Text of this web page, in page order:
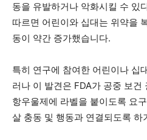
동을 유발하거나 악화시킬 수 있
따르면 어린이와 십대는 위약을
동이 약간 증가했습니다.
특히 연구에 참여한 어린이나 십
러나 이 발견은 FDA가 공중 보
항우울제에 라벨을 붙이도록 요
살 충동 및 행동과 연결되도록 하